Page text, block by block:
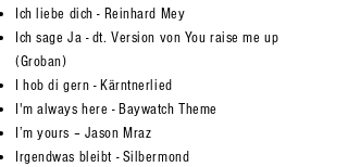
Ich liebe dich - Reinhard Mey
Ich sage Ja - dt. Version von You raise me up
(Groban)
I hob di gern - Kärntnerlied
I'm always here - Baywatch Theme
I’m yours – Jason Mraz
Irgendwas bleibt - Silbermond